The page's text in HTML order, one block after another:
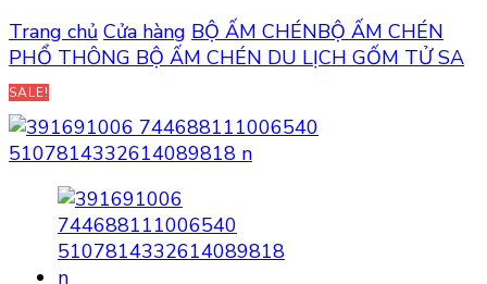
Trang chủ Cửa hàng BỘ ẤM CHÉNBỘ ẤM CHÉN
PHỔ THÔNG BỘ ẤM CHÉN DU LỊCH GỐM TỬ SA
SALE!